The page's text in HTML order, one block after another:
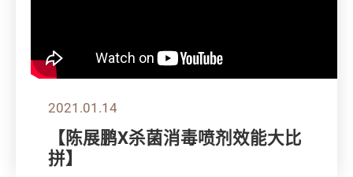
2021.01.14
【陈展鹏X杀菌消毒喷剂效能大比
拼】